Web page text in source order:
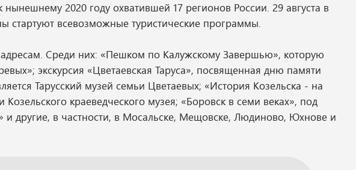
2020 году охватившей 17 регионов России. 29 августа в
стартуют всевозможные туристические программы.
адресам. Среди них: «Пешком по Калужскому Завершью», которую
экскурсия «Цветаевская Таруса», посвященная дню памяти
Тарусский музей семьи Цветаевых; «История Козельска - на
краеведческого музея; «Боровск в семи веках», под
и другие, в частности, в Мосальске, Мещовске, Людиново, Юхнове и